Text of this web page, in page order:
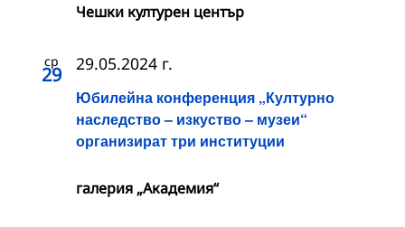
Чешки културен център
ср
29
Юбилейна конференция „Културно
наследство – изкуство – музеи“
организират три институции
29.05.2024 г.
галерия „Академия“